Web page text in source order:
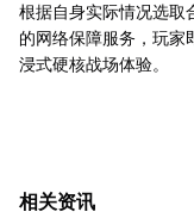
根据自身实际情况选取
的网络保障服务，玩家
浸式硬核战场体验。
相关资讯